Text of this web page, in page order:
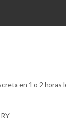
en 1 o 2